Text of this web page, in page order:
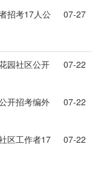
招考17人公
07-27
园社区公开
07-22
开招考编外
07-22
区工作者17
07-22